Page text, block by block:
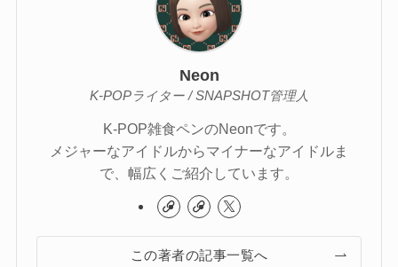
Neon
K-POPライター / SNAPSHOT管理人
K-POP雑食ペンのNeonです。
メジャーなアイドルからマイナーなアイドルま
で、幅広くご紹介しています。
この著者の記事一覧へ